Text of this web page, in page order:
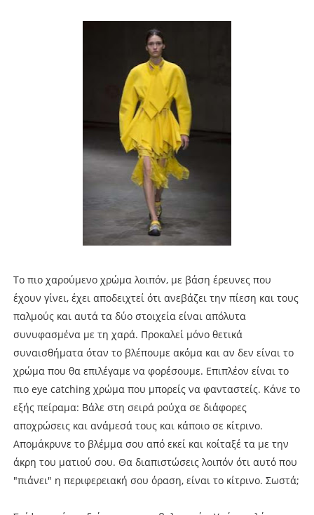
Το πιο χαρούμενο χρώμα λοιπόν, με βάση έρευνες που
έχουν γίνει, έχει αποδειχτεί ότι ανεβάζει την πίεση και τους
παλμούς και αυτά τα δύο στοιχεία είναι απόλυτα
συνυφασμένα με τη χαρά. Προκαλεί μόνο θετικά
συναισθήματα όταν το βλέπουμε ακόμα και αν δεν είναι το
χρώμα που θα επιλέγαμε να φορέσουμε. Επιπλέον είναι το
πιο eye catching χρώμα που μπορείς να φανταστείς. Κάνε το
εξής πείραμα: Βάλε στη σειρά ρούχα σε διάφορες
αποχρώσεις και ανάμεσά τους και κάποιο σε κίτρινο.
Απομάκρυνε το βλέμμα σου από εκεί και κοίταξέ τα με την
άκρη του ματιού σου. Θα διαπιστώσεις λοιπόν ότι αυτό που
"πιάνει" η περιφερειακή σου όραση, είναι το κίτρινο. Σωστά;